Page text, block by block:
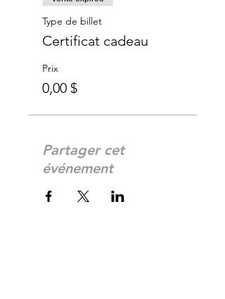
Type de billet
Certificat cadeau
Prix
0,00 $
Partager cet
événement